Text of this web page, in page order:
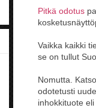
Pitkä odotus
Vaikka kaikki
se on tullut
Nomutta.
odotetusti
inhokkituote eli